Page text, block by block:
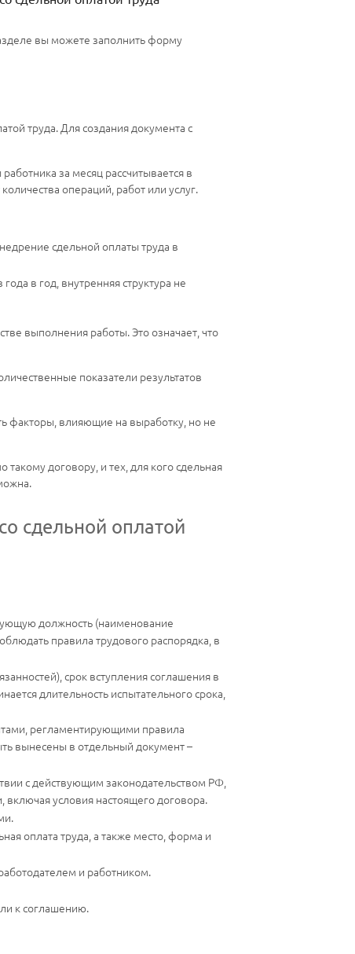
вы можете заполнить форму
труда. Для создания документа с
за месяц рассчитывается в
операций, работ или услуг.
сдельной оплаты труда в
в год, внутренняя структура не
выполнения работы. Это означает, что
показатели результатов
факторы, влияющие на выработку, но не
договору, и тех, для кого сдельная
сдельной оплатой
должность (наименование
правила трудового распорядка, в
срок вступления соглашения в
длительность испытательного срока,
регламентирующими правила
вынесены в отдельный документ –
с действующим законодательством РФ,
условия настоящего договора.
оплата труда, а также место, форма и
и работником.
к соглашению.